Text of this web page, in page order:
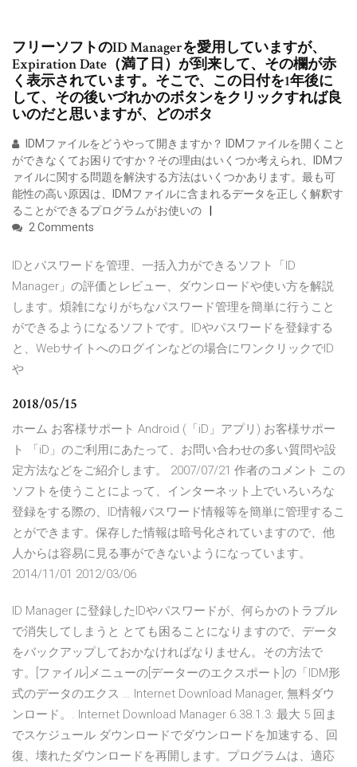
フリーソフトのID Managerを愛用していますが、
Expiration Date（満了日）が到来して、その欄が赤
く表示されています。そこで、この日付を1年後に
して、その後いづれかのボタンをクリックすれば良
いのだと思いますが、どのボタ
IDMファイルをどうやって開きますか？ IDMファイルを開くこと
ができなくてお困りですか？その理由はいくつか考えられ、IDMフ
ァイルに関する問題を解決する方法はいくつかあります。最も可
能性の高い原因は、IDMファイルに含まれるデータを正しく解釈す
ることができるプログラムがお使いの
2 Comments
IDとパスワードを管理、一括入力ができるソフト「ID
Manager」の評価とレビュー、ダウンロードや使い方を解説
します。煩雑になりがちなパスワード管理を簡単に行うこと
ができるようになるソフトです。IDやパスワードを登録する
と、Webサイトへのログインなどの場合にワンクリックでID
や
2018/05/15
ホーム お客様サポート Android (「iD」アプリ) お客様サポー
ト 「iD」のご利用にあたって、お問い合わせの多い質問や設
定方法などをご紹介します。 2007/07/21 作者のコメント この
ソフトを使うことによって、インターネット上でいろいろな
登録をする際の、ID情報パスワード情報等を簡単に管理するこ
とができます。保存した情報は暗号化されていますので、他
人からは容易に見る事ができないようになっています。
2014/11/01 2012/03/06
ID Manager に登録したIDやパスワードが、何らかのトラブル
で消失してしまうと とても困ることになりますので、データ
をバックアップしておかなければなりません。その方法で
す。[ファイル]メニューの[データーのエクスポート]の「IDM形
式のデータのエクス … Internet Download Manager, 無料ダウ
ンロード。. Internet Download Manager 6.38.1.3: 最大 5 回ま
でスケジュール ダウンロードでダウンロードを加速する、回
復、壊れたダウンロードを再開します。プログラムは、適応